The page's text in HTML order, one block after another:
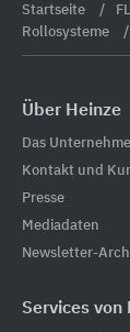
Startseite
Rollosysteme
Über Heinze
Das
Kontakt und
Presse
Mediadaten
Newsletter-
Services von